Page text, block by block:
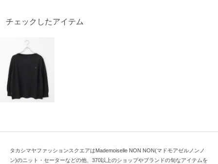
チェックしたアイテム
タカシマヤファッションスクエアはMademoiselle NON NON(マドモアゼルノンノ
ン)のニット・セーターなどの他、370以上のショップやブランドの旬なアイテムを